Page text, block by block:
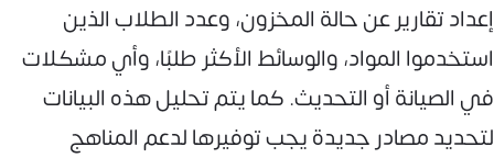
إعداد تقارير عن حالة المخزون، وعدد الطلاب الذين
استخدموا المواد، والوسائط الأكثر طلبًا، وأي مشكلات
في الصيانة أو التحديث. كما يتم تحليل هذه البيانات
لتحديد مصادر جديدة يجب توفيرها لدعم المناهج